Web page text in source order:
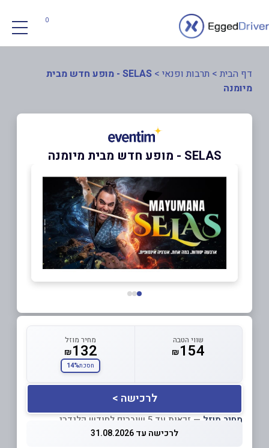
0
דף הבית > תרבות ופנאי >
SELAS - מופע חדש מבית
מיומנה
SELAS - מופע חדש מבית מיומנה
שווי הטבה
₪154
מחיר מוזל
₪132
חסכת14%
לרכישה >
מחיר מוזל — זכאות עד 5 שוברים לחודש קלנדרי
לרכישה עד 31.08.2026